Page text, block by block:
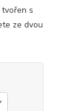
s
ze dvou